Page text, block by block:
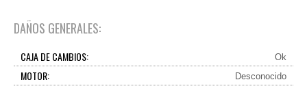
DAÑOS GENERALES:
CAJA DE CAMBIOS: Ok
MOTOR: Desconocido